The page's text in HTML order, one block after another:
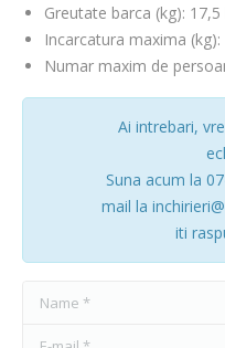
Greutate barca (kg): 17,5
Incarcatura maxima
Numar maxim de
Ai intrebari,
Suna acum la
mail la
iti
Name *
E-mail *